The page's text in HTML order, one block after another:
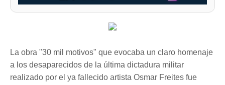
La obra "30 mil motivos" que evocaba un claro homenaje
a los desaparecidos de la última dictadura militar
realizado por el ya fallecido artista Osmar Freites fue